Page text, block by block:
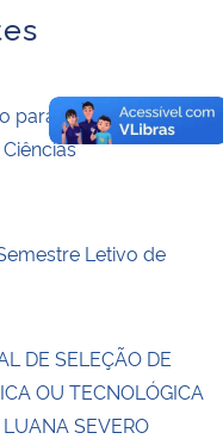
para Bolsistas do
Letivo de
DE SELEÇÃO DE
OU TECNOLÓGICA
SEVERO